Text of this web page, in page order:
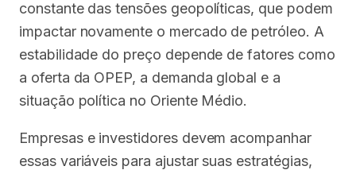
constante das tensões geopolíticas, que podem
impactar novamente o mercado de petróleo. A
estabilidade do preço depende de fatores como
a oferta da OPEP, a demanda global e a
situação política no Oriente Médio.
Empresas e investidores devem acompanhar
essas variáveis para ajustar suas estratégias,